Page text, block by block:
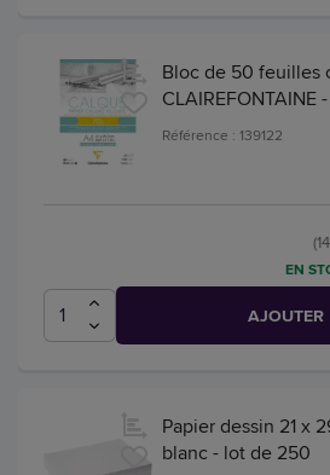
Bloc de 50 feuilles
CLAIREFONTAINE
Référence : 139122
EN
AJOUTER
Papier dessin 21 x
blanc - lot de 250